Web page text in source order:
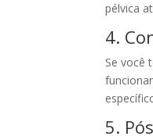
pélvica
4.
Se você
5.